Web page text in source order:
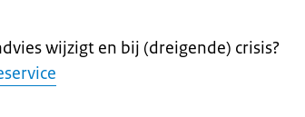
wijzigt en bij (dreigende) crisis?